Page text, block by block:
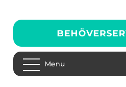
Menu